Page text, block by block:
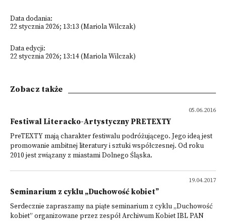
Data dodania:
22 stycznia 2026; 13:13 (Mariola Wilczak)
Data edycji:
22 stycznia 2026; 13:14 (Mariola Wilczak)
Zobacz także
05.06.2016
Festiwal Literacko-Artystyczny PRETEXTY
PreTEXTY mają charakter festiwalu podróżującego. Jego ideą jest
promowanie ambitnej literatury i sztuki współczesnej. Od roku
2010 jest związany z miastami Dolnego Śląska.
19.04.2017
Seminarium z cyklu „Duchowość kobiet”
Serdecznie zapraszamy na piąte seminarium z cyklu „Duchowość
kobiet” organizowane przez zespół Archiwum Kobiet IBL PAN